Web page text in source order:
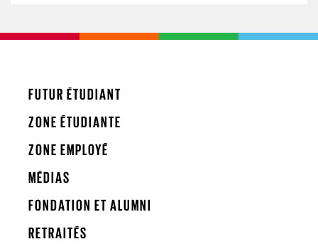
FUTUR ÉTUDIANT
ZONE ÉTUDIANTE
ZONE EMPLOYÉ
MÉDIAS
FONDATION ET ALUMNI
RETRAITÉS